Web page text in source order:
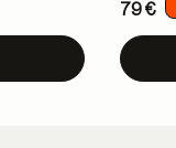
79 €